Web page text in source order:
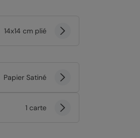
14x14 cm plié
Papier Satiné
1 carte